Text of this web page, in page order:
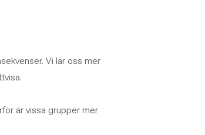
Vi lär oss mer
är vissa grupper mer